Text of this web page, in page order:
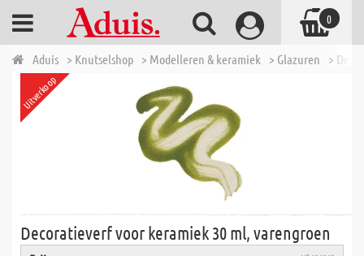
Aduis > Knutselshop > Modelleren & keramiek > Glazuren >
Uitverkoop
Decoratieverf voor keramiek 30 ml, varengroen
0